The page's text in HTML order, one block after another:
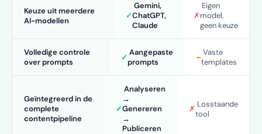
Keuze uit meerdere
AI-modellen
✓
Gemini,
ChatGPT,
Claude
✗
Eigen
model,
geen keuze
Volledige controle
over prompts
✓ Aangepaste
prompts
~ Vaste
templates
Geïntegreerd in de
complete
contentpipeline
✓
Analyseren
→
Genereren
→
Publiceren
✗ Losstaande
tool